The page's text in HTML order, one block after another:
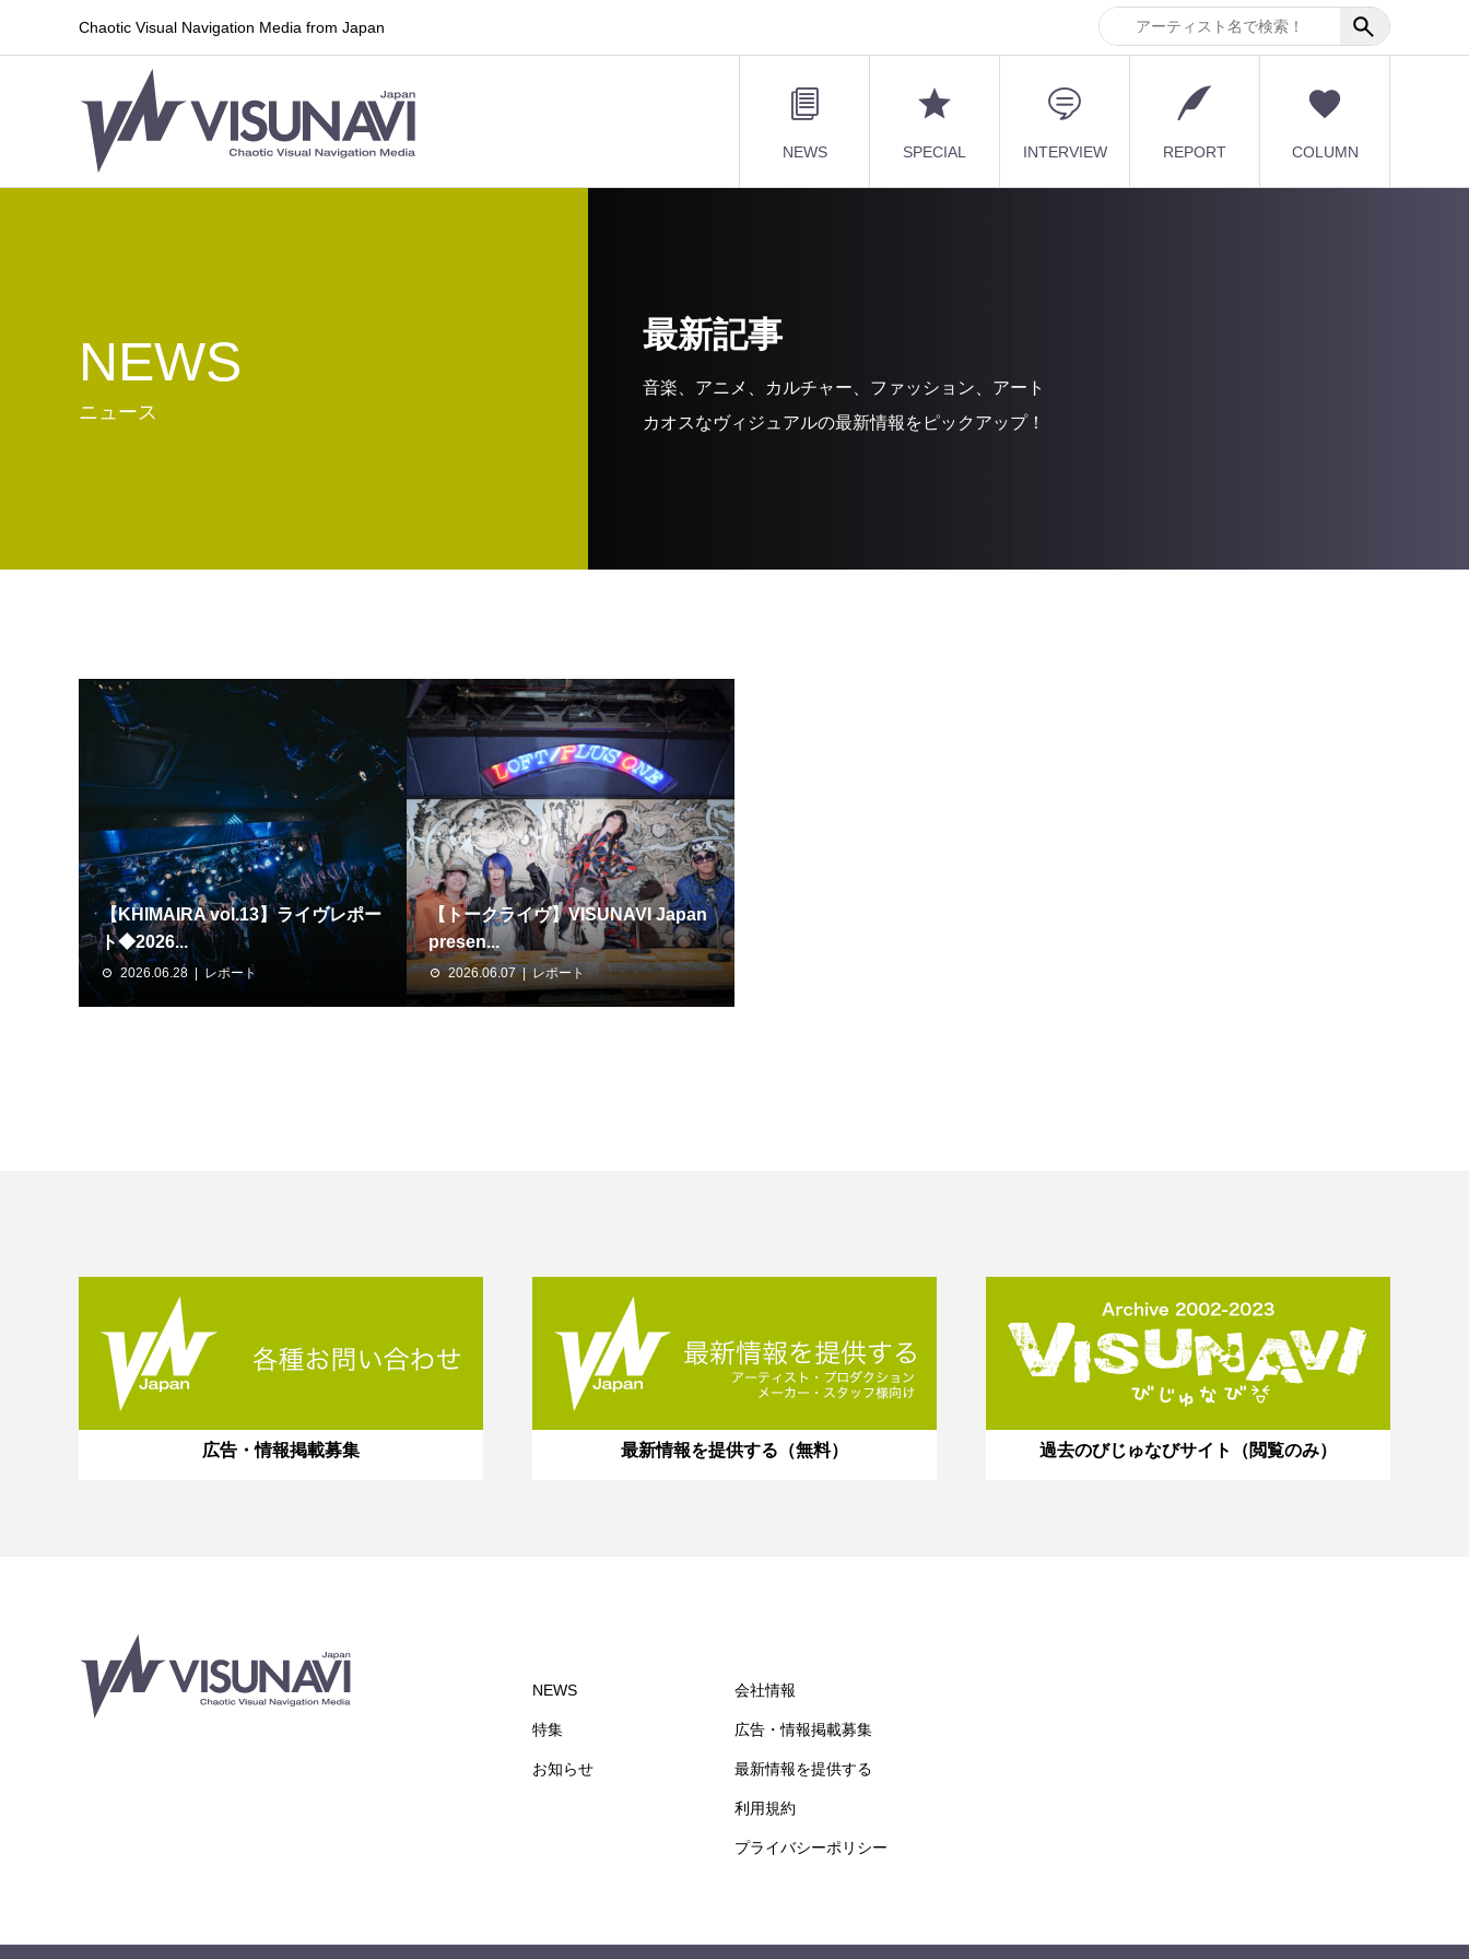
Chaotic Visual Navigation Media from Japan
NEWS SPECIAL INTERVIEW REPORT COLUMN
NEWS
ニュース
最新記事
音楽、アニメ、カルチャー、ファッション、アート
カオスなヴィジュアルの最新情報をピックアップ！
【KHIMAIRA vol.13】ライヴレポー
ト◆2026...
2026.06.28 レポート
【トークライヴ】VISUNAVI Japan
presen...
2026.06.07 レポート
広告・情報掲載募集 最新情報を提供する（無料） 過去のびじゅなびサイト（閲覧のみ）
NEWS
特集
お知らせ
会社情報
広告・情報掲載募集
最新情報を提供する
利用規約
プライバシーポリシー